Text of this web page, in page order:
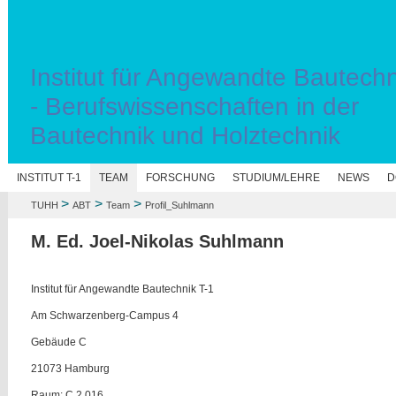
Institut für Angewandte
- Berufswissenschaften in der
Bautechnik und Holztechnik
INSTITUT T-1 TEAM FORSCHUNG STUDIUM/LEHRE NEWS
TUHH > ABT> Team> Profil_Suhlmann
M. Ed. Joel-Nikolas Suhlmann
Institut für Angewandte Bautechnik T-1
Am Schwarzenberg-Campus 4
Gebäude C
21073 Hamburg